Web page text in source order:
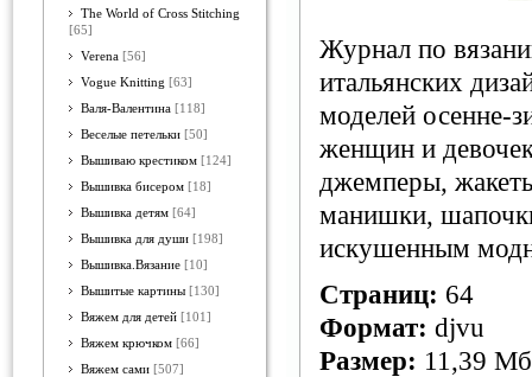
The World of Cross Stitching
[65]
Verena [56]
Vogue Knitting [63]
Валя-Валентина [118]
Веселые петельки [50]
Вышиваю крестиком [124]
Вышивка бисером [18]
Вышивка детям [64]
Вышивка для души [198]
Вышивка.Вязание [10]
Вышитые картины [130]
Вяжем для детей [101]
Вяжем крючком [66]
Вяжем сами [507]
Журнал по
итальянских
моделей осенне-
женщин и
джемперы,
манишки,
искушенным
Страниц: 64
Формат: djvu
Размер: 11,39 Мб